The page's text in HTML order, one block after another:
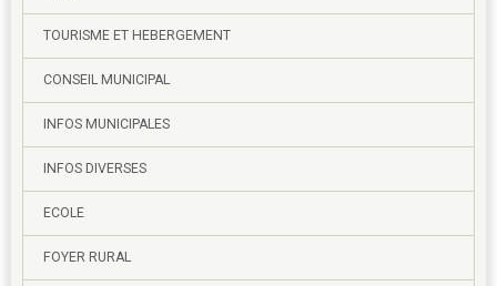
TOURISME ET HEBERGEMENT
CONSEIL MUNICIPAL
INFOS MUNICIPALES
INFOS DIVERSES
ECOLE
FOYER RURAL